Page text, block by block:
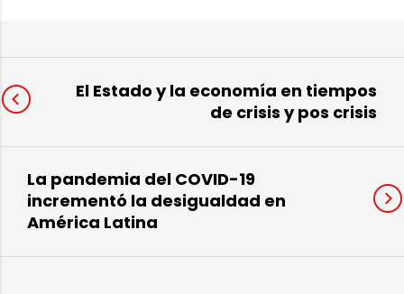
El Estado y la economía en tiempos
de crisis y pos crisis
La pandemia del COVID-19
incrementó la desigualdad en
América Latina